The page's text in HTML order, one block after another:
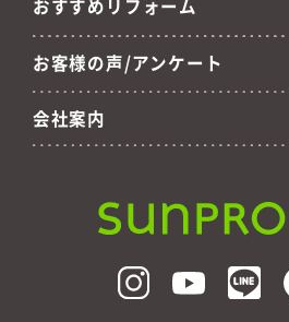
おすすめリフォーム
お客様の声/アンケート
会社案内